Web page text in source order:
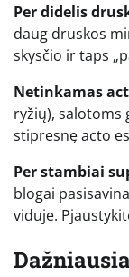
Per didelis
daug druskos
skysčio ir taps
Netinkamas
ryžių), salotoms
stipresnę acto
Per stambiai
blogai
viduje.